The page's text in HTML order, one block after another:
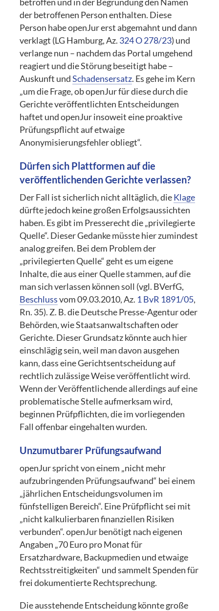
betroffen und in der Begründung den Namen
der betroffenen Person enthalten. Diese
Person habe openJur erst abgemahnt und dann
verklagt (LG Hamburg, Az. 324 O 278/23) und
verlange nun – nachdem das Portal umgehend
reagiert und die Störung beseitigt habe –
Auskunft undSchadensersatz. Es gehe im Kern
„um die Frage, ob openJur für diese durch die
Gerichte veröffentlichten Entscheidungen
haftet und openJur insoweit eine proaktive
Prüfungspflicht auf etwaige
Anonymisierungsfehler obliegt“.
Dürfen sich Plattformen auf die
veröffentlichenden Gerichte verlassen?
Der Fall ist sicherlich nicht alltäglich, dieKlage
dürfte jedoch keine großen Erfolgsaussichten
haben. Es gibt im Presserecht die „privilegierte
Quelle“. Dieser Gedanke müsste hier zumindest
analog greifen. Bei dem Problem der
„privilegierten Quelle“ geht es um eigene
Inhalte, die aus einer Quelle stammen, auf die
man sich verlassen können soll (vgl. BVerfG,
Beschlussvom 09.03.2010, Az. 1 BvR 1891/05,
Rn. 35). Z. B. die Deutsche Presse-Agentur oder
Behörden, wie Staatsanwaltschaften oder
Gerichte. Dieser Grundsatz könnte auch hier
einschlägig sein, weil man davon ausgehen
kann, dass eine Gerichtsentscheidung auf
rechtlich zulässige Weise veröffentlicht wird.
Wenn der Veröffentlichende allerdings auf eine
problematische Stelle aufmerksam wird,
beginnen Prüfpflichten, die im vorliegenden
Fall offenbar eingehalten wurden.
Unzumutbarer Prüfungsaufwand
openJur spricht von einem „nicht mehr
aufzubringenden Prüfungsaufwand“ bei einem
„jährlichen Entscheidungsvolumen im
fünfstelligen Bereich“. Eine Prüfpflicht sei mit
„nicht kalkulierbaren finanziellen Risiken
verbunden“. openJur benötigt nach eigenen
Angaben „70 Euro pro Monat für
Ersatzhardware, Backupmedien und etwaige
Rechtsstreitigkeiten“ und sammelt Spenden für
frei dokumentierte Rechtsprechung.
Die ausstehende Entscheidung könnte große